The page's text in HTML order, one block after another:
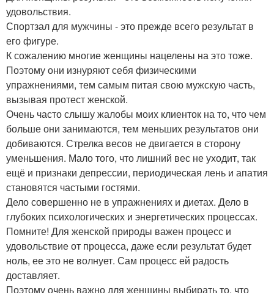
удовольствия.
Спортзал для мужчины - это прежде всего результат в
его фигуре.
К сожалению многие женщины нацелены на это тоже.
Поэтому они изнуряют себя физическими
упражнениями, тем самым питая свою мужскую часть,
вызывая протест женской.
Очень часто слышу жалобы моих клиенток на то, что чем
больше они занимаются, тем меньших результатов они
добиваются. Стрелка весов не двигается в сторону
уменьшения. Мало того, что лишний вес не уходит, так
ещё и признаки депрессии, периодическая лень и апатия
становятся частыми гостями.
Дело совершенно не в упражнениях и диетах. Дело в
глубоких психологических и энергетических процессах.
Помните! Для женской природы важен процесс и
удовольствие от процесса, даже если результат будет
ноль, ее это не волнует. Сам процесс ей радость
доставляет.
Поэтому очень важно для женщины выбирать то, что